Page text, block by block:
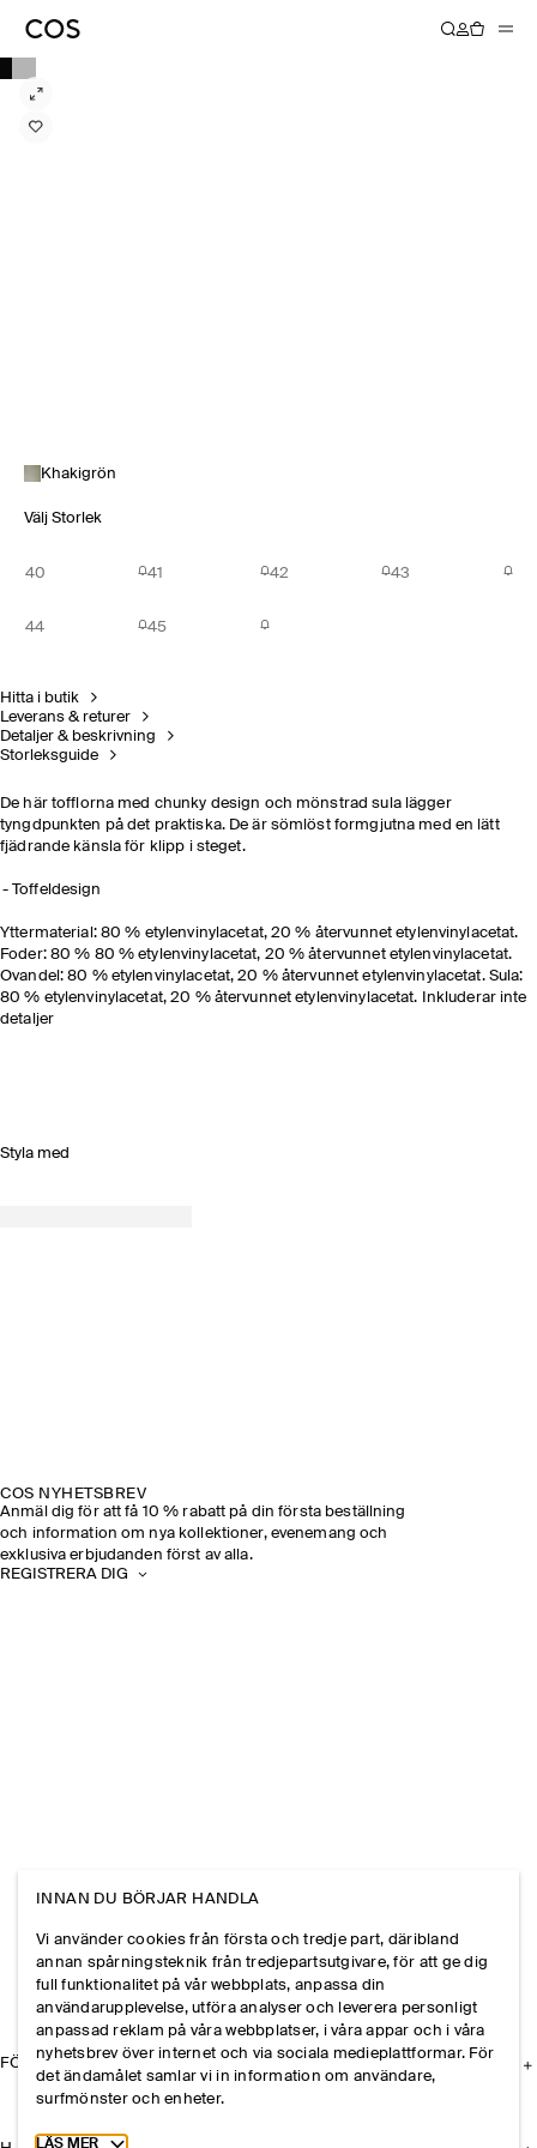
Khakigrön
Välj Storlek
40 41 42 43
44 45
Hitta i butik
Leverans & returer
Detaljer & beskrivning
Storleksguide
De här tofflorna med chunky design och mönstrad sula lägger
tyngdpunkten på det praktiska. De är sömlöst formgjutna med en lätt
fjädrande känsla för klipp i steget.
Toffeldesign
Yttermaterial: 80 % etylenvinylacetat, 20 % återvunnet etylenvinylacetat.
Foder: 80 % 80 % etylenvinylacetat, 20 % återvunnet etylenvinylacetat.
Ovandel: 80 % etylenvinylacetat, 20 % återvunnet etylenvinylacetat. Sula:
80 % etylenvinylacetat, 20 % återvunnet etylenvinylacetat. Inkluderar inte
detaljer
Styla med
COS NYHETSBREV
Anmäl dig för att få 10 % rabatt på din första beställning
och information om nya kollektioner, evenemang och
exklusiva erbjudanden först av alla.
REGISTRERA DIG
FÖRETAGET
INNAN DU BÖRJAR HANDLA
Vi använder cookies från första och tredje part, däribland
annan spårningsteknik från tredjepartsutgivare, för att ge dig
full funktionalitet på vår webbplats, anpassa din
användarupplevelse, utföra analyser och leverera personligt
anpassad reklam på våra webbplatser, i våra appar och i våra
nyhetsbrev över internet och via sociala medieplattformar. För
det ändamålet samlar vi in information om användare,
surfmönster och enheter.
Toggle more cookie information
LÄS MER